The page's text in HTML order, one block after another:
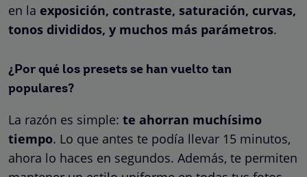
en la exposición, contraste, saturación, curvas,
tonos divididos, y muchos más parámetros.
¿Por qué los presets se han vuelto tan
populares?
La razón es simple: te ahorran muchísimo
tiempo. Lo que antes te podía llevar 15 minutos,
ahora lo haces en segundos. Además, te permiten